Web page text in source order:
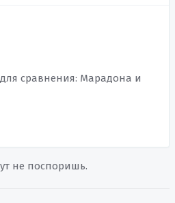
сравнения: Марадона и
не поспоришь.